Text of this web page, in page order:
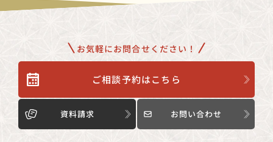
お気軽にお問合せください！
ご相談予約はこちら
資料請求 お問い合わせ